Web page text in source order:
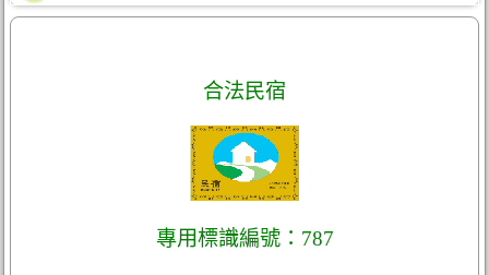
合法民宿
專用標識編號：787